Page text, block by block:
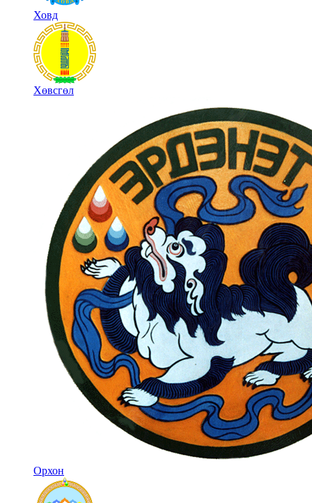
Ховд
Хөвсгөл
Орхон